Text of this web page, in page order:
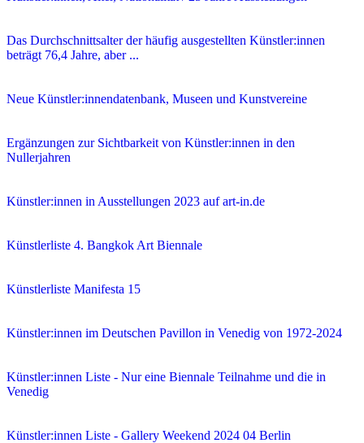
Das Durchschnittsalter der häufig ausgestellten Künstler:innen
beträgt 76,4 Jahre, aber ...
Neue Künstler:innendatenbank, Museen und Kunstvereine
Ergänzungen zur Sichtbarkeit von Künstler:innen in den
Nullerjahren
Künstler:innen in Ausstellungen 2023 auf art-in.de
Künstlerliste 4. Bangkok Art Biennale
Künstlerliste Manifesta 15
Künstler:innen im Deutschen Pavillon in Venedig von 1972-2024
Künstler:innen Liste - Nur eine Biennale Teilnahme und die in
Venedig
Künstler:innen Liste - Gallery Weekend 2024 04 Berlin